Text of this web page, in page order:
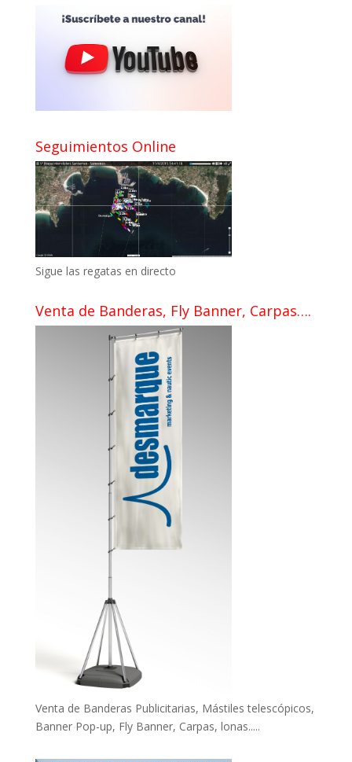
Seguimientos Online
Sigue las regatas en directo
Venta de Banderas, Fly Banner, Carpas….
Venta de Banderas Publicitarias, Mástiles telescópicos,
Banner Pop-up, Fly Banner, Carpas, lonas.....